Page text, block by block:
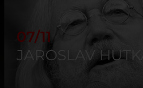
07/11
JAROSLAV HUTKA